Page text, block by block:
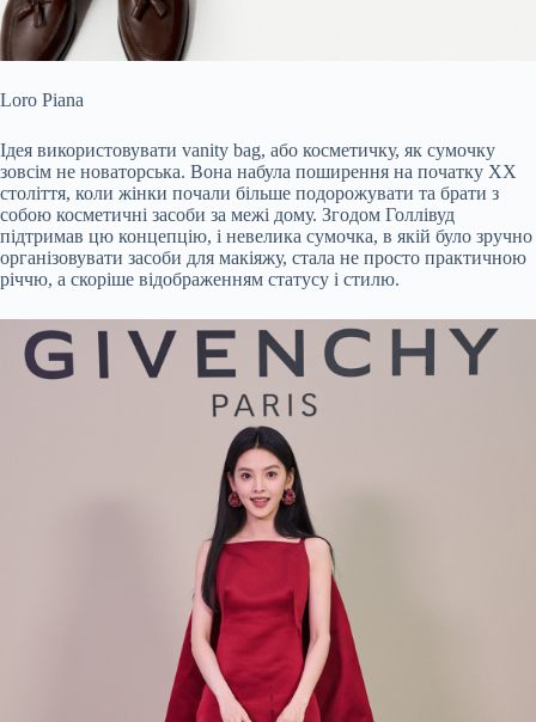
Loro Piana
Ідея використовувати vanity bag, або косметичку, як сумочку
зовсім не новаторська. Вона набула поширення на початку ХХ
століття, коли жінки почали більше подорожувати та брати з
собою косметичні засоби за межі дому. Згодом Голлівуд
підтримав цю концепцію, і невелика сумочка, в якій було зручно
організовувати засоби для макіяжу, стала не просто практичною
річчю, а скоріше відображенням статусу і стилю.